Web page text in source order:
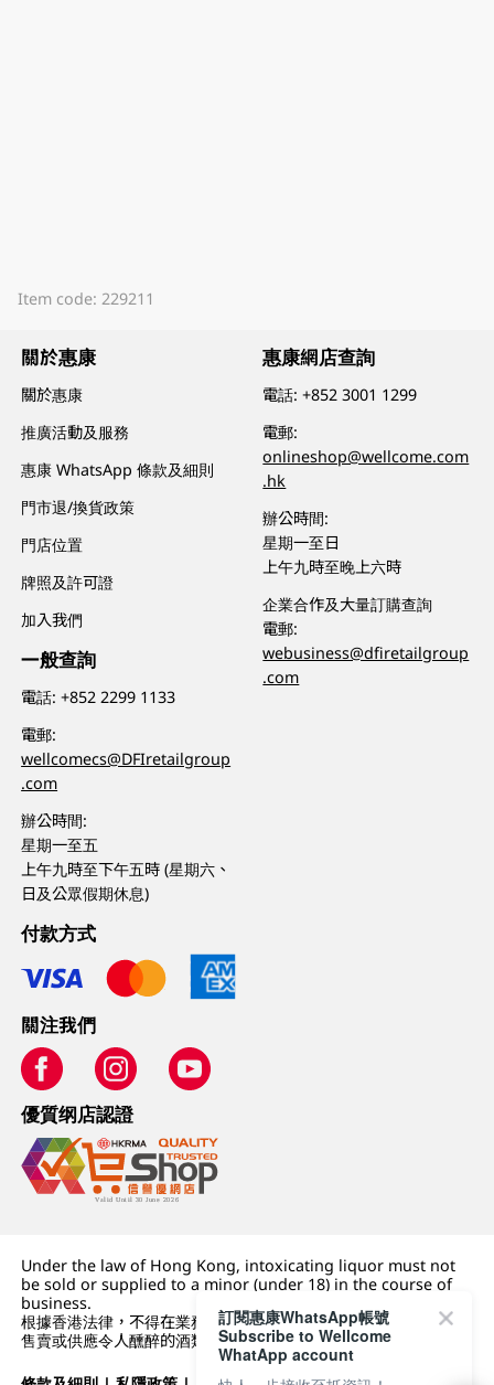
Item code: 229211
關於惠康
關於惠康
推廣活動及服務
惠康 WhatsApp 條款及細則
門市退/換貨政策
門店位置
牌照及許可證
加入我們
一般查詢
電話:+852 2299 1133
電郵:
wellcomecs@DFIretailgroup
.com
辦公時間:
星期一至五
上午九時至下午五時 (星期六、
日及公眾假期休息)
惠康網店查詢
電話:+852 3001 1299
電郵:
onlineshop@wellcome.com
.hk
辦公時間:
星期一至日
上午九時至晚上六時
企業合作及大量訂購查詢
電郵:
webusiness@dfiretailgroup
.com
付款方式
關注我們
優質纲店認證
Under the law of Hong Kong, intoxicating liquor must not
be sold or supplied to a minor (under 18) in the course of
business.
根據香港法律，不得在業務過程中，向未成年人 (18 歲以下人士)
售賣或供應令人醺醉的酒類。
訂閱惠康WhatsApp帳號
Subscribe to Wellcome
WhatApp account